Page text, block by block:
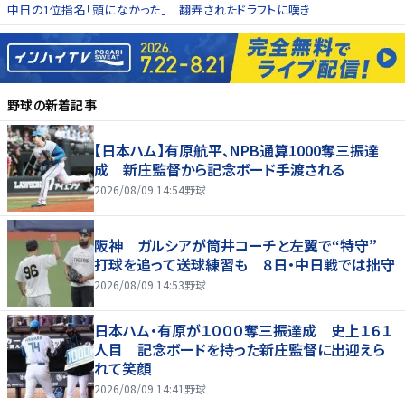
中日の1位指名「頭になかった」 翻弄されたドラフトに嘆き
野球の新着記事
【日本ハム】有原航平、NPB通算1000奪三振達
成 新庄監督から記念ボード手渡される
2026/08/09 14:54野球
阪神 ガルシアが筒井コーチと左翼で“特守”
打球を追って送球練習も ８日・中日戦では拙守
2026/08/09 14:53野球
日本ハム・有原が１０００奪三振達成 史上１６１
人目 記念ボードを持った新庄監督に出迎えら
れて笑顔
2026/08/09 14:41 野球